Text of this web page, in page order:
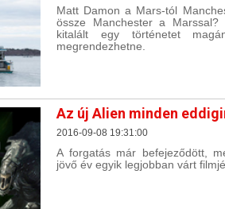
Matt Damon a Mars-tól
össze Manchester a
kitalált egy történetet
megrendezhetne.
Az új Alien minden
2016-09-08 19:31:00
A forgatás már befejeződött,
jövő év egyik legjobban várt